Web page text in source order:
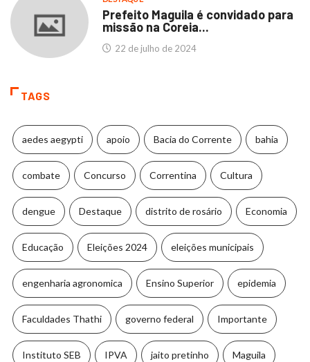
Prefeito Maguila é convidado para
missão na Coreia...
22 de julho de 2024
TAGS
aedes aegypti apoio Bacia do Corrente bahia
combate Concurso Correntina Cultura
dengue Destaque distrito de rosário Economia
Educação Eleições 2024 eleições municipais
engenharia agronomica Ensino Superior epidemia
Faculdades Thathi governo federal Importante
Instituto SEB IPVA jaito pretinho Maguila